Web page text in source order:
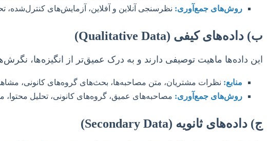
روش‌های جمع‌آوری: نظرسنجی آنلاین و آفلاین، آزمایش‌های کنترل‌شده،
ب) داده‌های کیفی (Qualitative Data)
این داده‌ها ماهیت توصیفی دارند و به درک عمیق‌تر از انگیزه‌ها،
منابع: نظرات مشتریان، متن مصاحبه‌ها، بحث‌های گروه‌های کانونی،
روش‌های جمع‌آوری: مصاحبه‌های عمیق، گروه‌های کانونی، تحلیل
ج) داده‌های ثانویه (Secondary Data)